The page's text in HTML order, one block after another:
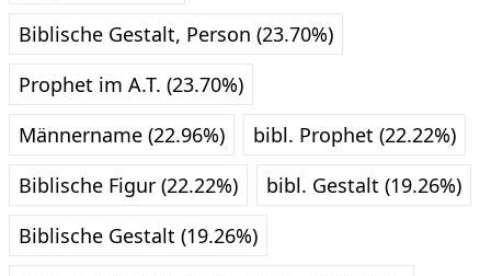
Biblische Gestalt, Person (23.70%)
Prophet im A.T. (23.70%)
Männername (22.96%)
bibl. Prophet (22.22%)
Biblische Figur (22.22%)
bibl. Gestalt (19.26%)
Biblische Gestalt (19.26%)